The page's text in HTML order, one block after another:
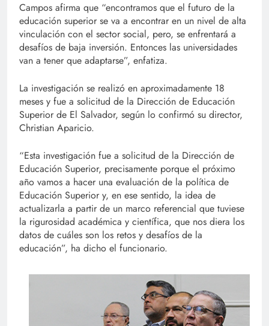
Campos afirma que “encontramos que el futuro de la
educación superior se va a encontrar en un nivel de alta
vinculación con el sector social, pero, se enfrentará a
desafíos de baja inversión. Entonces las universidades
van a tener que adaptarse”, enfatiza.
La investigación se realizó en aproximadamente 18
meses y fue a solicitud de la Dirección de Educación
Superior de El Salvador, según lo confirmó su director,
Christian Aparicio.
“Esta investigación fue a solicitud de la Dirección de
Educación Superior, precisamente porque el próximo
año vamos a hacer una evaluación de la política de
Educación Superior y, en ese sentido, la idea de
actualizarla a partir de un marco referencial que tuviese
la rigurosidad académica y científica, que nos diera los
datos de cuáles son los retos y desafíos de la
educación”, ha dicho el funcionario.